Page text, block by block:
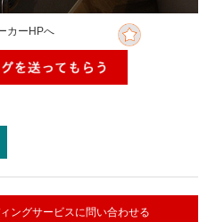
カーHPへ
ングサービスに問い合わせる